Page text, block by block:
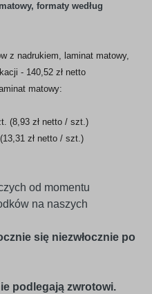
formaty według
z nadrukiem, laminat matowy,
- 140,52 zł netto
matowy:
(8,93 zł netto / szt.)
zł netto / szt.)
od momentu
na naszych
się niezwłocznie po
podlegają zwrotowi.